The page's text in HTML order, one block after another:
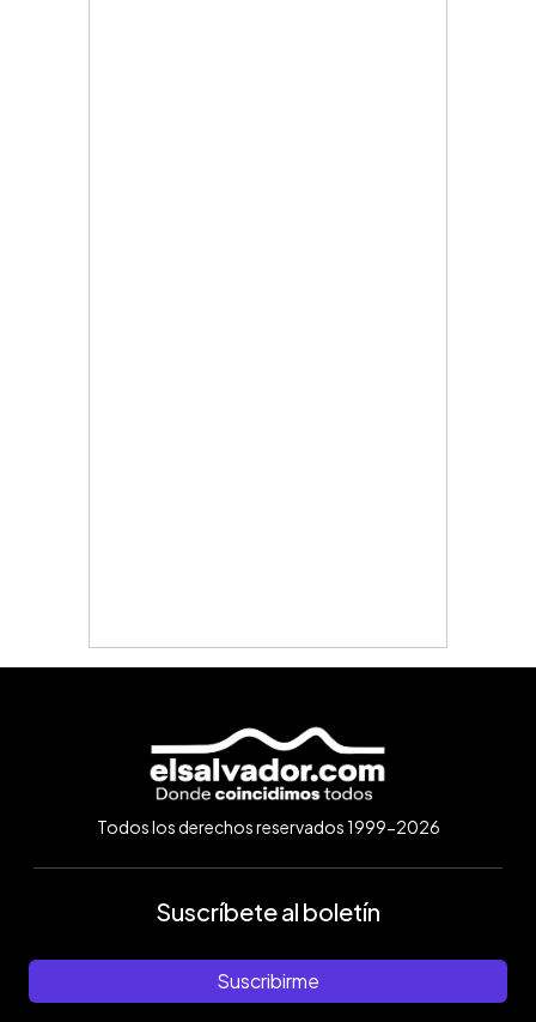
Todos los derechos reservados 1999-2026
Suscríbete al boletín
Suscribirme